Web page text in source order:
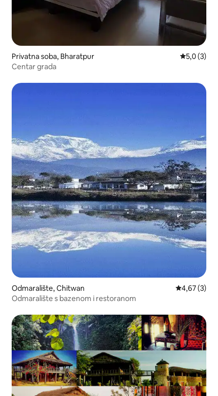
Privatna soba, Bharatpur Prosečna
5,0 (3)
Centar grada
Odmaralište, Chitwan Prosečna
4,67 (3)
Odmaralište s bazenom i restoranom